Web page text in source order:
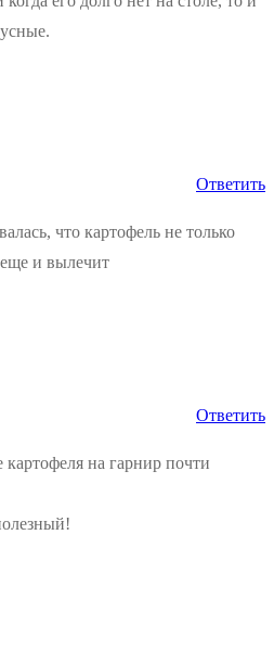
Ответить
что картофель не только
и вылечит
Ответить
на гарнир почти